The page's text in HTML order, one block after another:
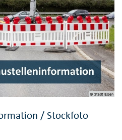
© Stadt Essen
/ Stockfoto